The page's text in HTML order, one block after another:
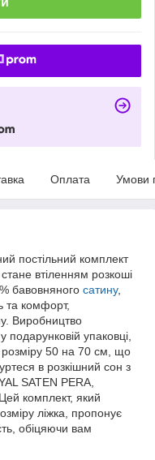
Оплата Умови
постільний комплект
втіленням розкоші
бавовняного сатину,
та комфорт,
Виробництво
упаковці,
50 на 70 см, що
в розкішний сон з
SATEN PERA,
комплект, який
ліжка, пропонує
обіцяючи вам